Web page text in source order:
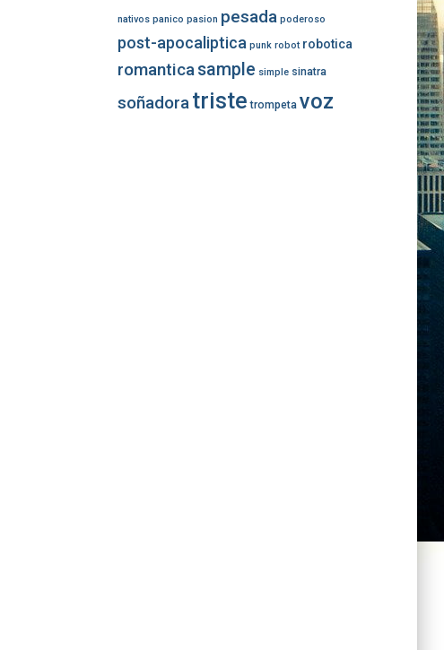
nativos panico pasion pesada poderoso
post-apocaliptica punk robot robotica
romanticasample simple sinatra
soñadora triste trompeta voz